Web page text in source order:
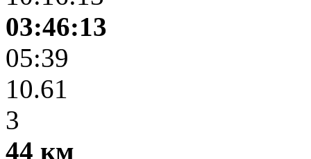
03:46:13
05:39
10.61
3
44 км